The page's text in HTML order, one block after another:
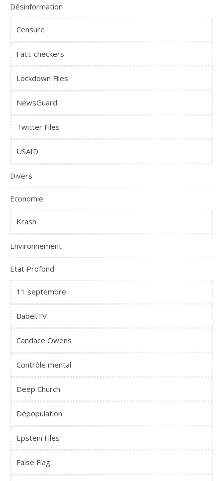
Désinformation
Censure
Fact-checkers
Lockdown Files
NewsGuard
Twitter Files
USAID
Divers
Economie
Krash
Environnement
Etat Profond
11 septembre
Babel.TV
Candace Owens
Contrôle mental
Deep Church
Dépopulation
Epstein Files
False Flag